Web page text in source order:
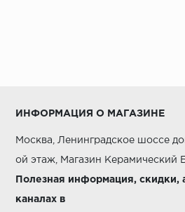
ИНФОРМАЦИЯ О МАГАЗИНЕ
Москва, Ленинградское шоссе
ой этаж, Магазин Керамический
Полезная информация,
каналах в